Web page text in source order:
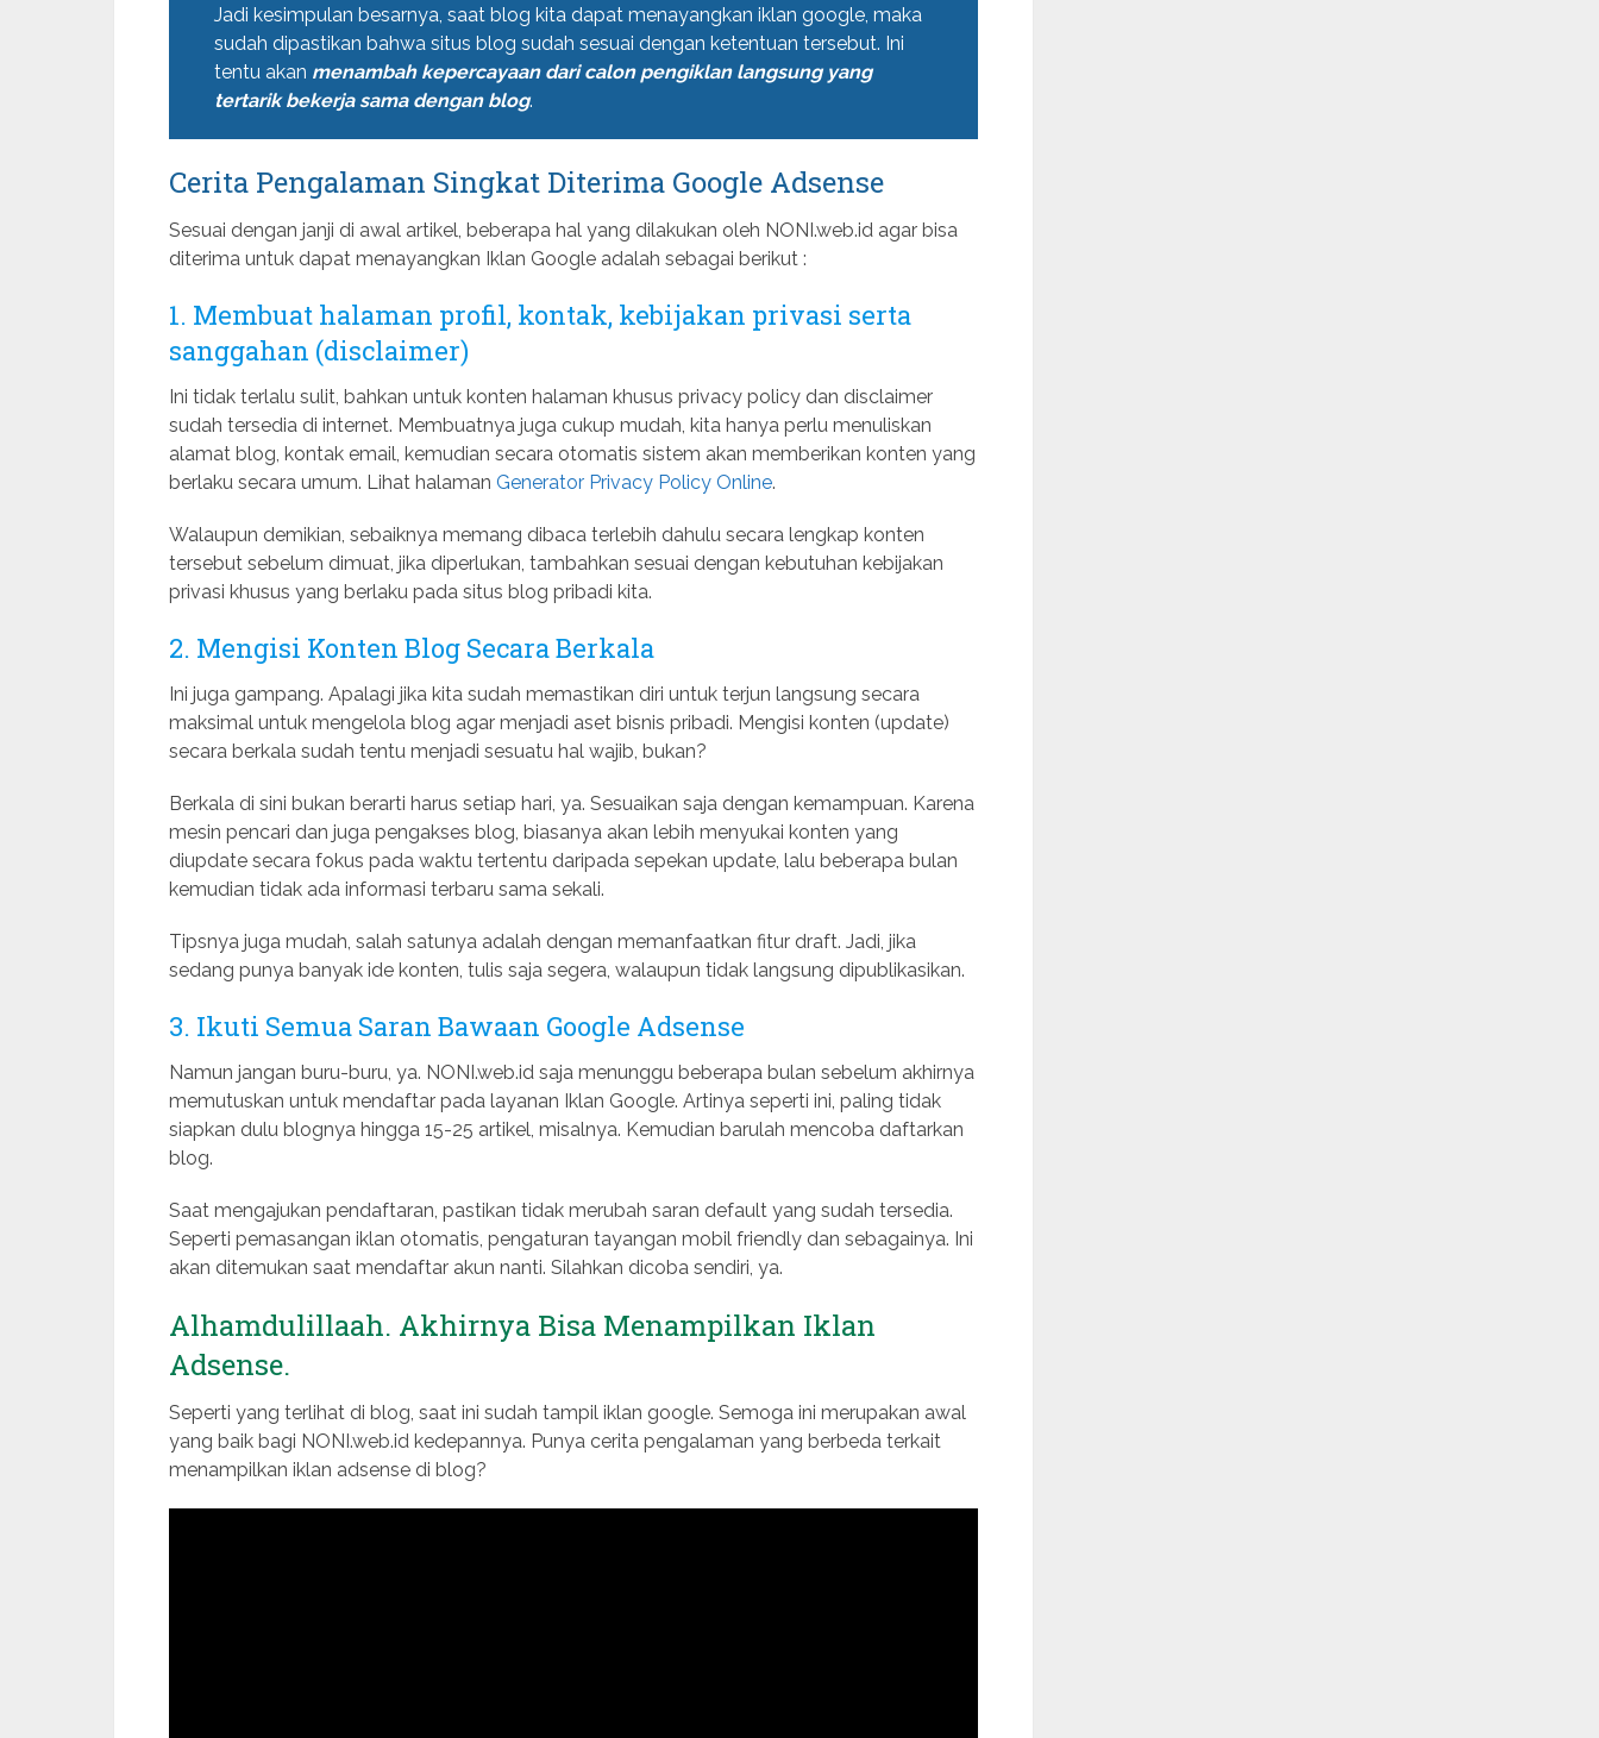
Jadi kesimpulan besarnya, saat blog kita dapat menayangkan iklan google, maka
sudah dipastikan bahwa situs blog sudah sesuai dengan ketentuan tersebut. Ini
tentu akan menambah kepercayaan dari calon pengiklan langsung yang
tertarik bekerja sama dengan blog.
Cerita Pengalaman Singkat Diterima Google Adsense
Sesuai dengan janji di awal artikel, beberapa hal yang dilakukan oleh NONI.web.id agar bisa
diterima untuk dapat menayangkan Iklan Google adalah sebagai berikut :
1. Membuat halaman profil, kontak, kebijakan privasi serta
sanggahan (disclaimer)
Ini tidak terlalu sulit, bahkan untuk konten halaman khusus privacy policy dan disclaimer
sudah tersedia di internet. Membuatnya juga cukup mudah, kita hanya perlu menuliskan
alamat blog, kontak email, kemudian secara otomatis sistem akan memberikan konten yang
berlaku secara umum. Lihat halaman Generator Privacy Policy Online.
Walaupun demikian, sebaiknya memang dibaca terlebih dahulu secara lengkap konten
tersebut sebelum dimuat, jika diperlukan, tambahkan sesuai dengan kebutuhan kebijakan
privasi khusus yang berlaku pada situs blog pribadi kita.
2. Mengisi Konten Blog Secara Berkala
Ini juga gampang. Apalagi jika kita sudah memastikan diri untuk terjun langsung secara
maksimal untuk mengelola blog agar menjadi aset bisnis pribadi. Mengisi konten (update)
secara berkala sudah tentu menjadi sesuatu hal wajib, bukan?
Berkala di sini bukan berarti harus setiap hari, ya. Sesuaikan saja dengan kemampuan. Karena
mesin pencari dan juga pengakses blog, biasanya akan lebih menyukai konten yang
diupdate secara fokus pada waktu tertentu daripada sepekan update, lalu beberapa bulan
kemudian tidak ada informasi terbaru sama sekali.
Tipsnya juga mudah, salah satunya adalah dengan memanfaatkan fitur draft. Jadi, jika
sedang punya banyak ide konten, tulis saja segera, walaupun tidak langsung dipublikasikan.
3. Ikuti Semua Saran Bawaan Google Adsense
Namun jangan buru-buru, ya. NONI.web.id saja menunggu beberapa bulan sebelum akhirnya
memutuskan untuk mendaftar pada layanan Iklan Google. Artinya seperti ini, paling tidak
siapkan dulu blognya hingga 15-25 artikel, misalnya. Kemudian barulah mencoba daftarkan
blog.
Saat mengajukan pendaftaran, pastikan tidak merubah saran default yang sudah tersedia.
Seperti pemasangan iklan otomatis, pengaturan tayangan mobil friendly dan sebagainya. Ini
akan ditemukan saat mendaftar akun nanti. Silahkan dicoba sendiri, ya.
Alhamdulillaah. Akhirnya Bisa Menampilkan Iklan
Adsense.
Seperti yang terlihat di blog, saat ini sudah tampil iklan google. Semoga ini merupakan awal
yang baik bagi NONI.web.id kedepannya. Punya cerita pengalaman yang berbeda terkait
menampilkan iklan adsense di blog?